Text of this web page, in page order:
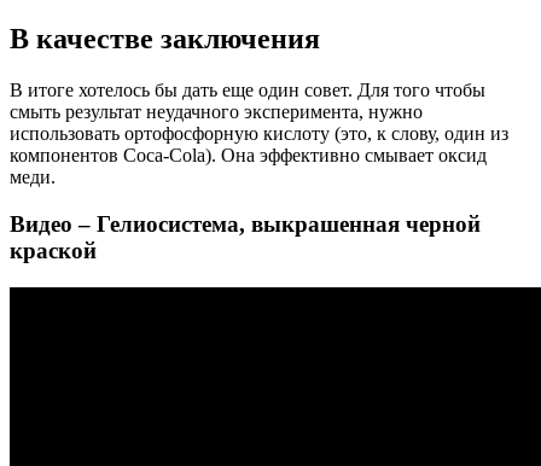
В качестве заключения
В итоге хотелось бы дать еще один совет. Для того чтобы
смыть результат неудачного эксперимента, нужно
использовать ортофосфорную кислоту (это, к слову, один из
компонентов Cосa-Cola). Она эффективно смывает оксид
меди.
Видео – Гелиосистема, выкрашенная черной
краской